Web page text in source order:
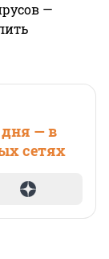
—
— в
сетях